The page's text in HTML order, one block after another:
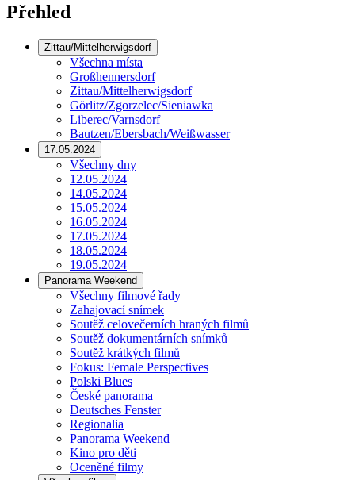
Přehled
Zittau/Mittelherwigsdorf
Všechna místa
Großhennersdorf
Zittau/Mittelherwigsdorf
Görlitz/Zgorzelec/Sieniawka
Liberec/Varnsdorf
Bautzen/Ebersbach/Weißwasser
17.05.2024
Všechny dny
12.05.2024
14.05.2024
15.05.2024
16.05.2024
17.05.2024
18.05.2024
19.05.2024
Panorama Weekend
Všechny filmové řady
Zahajovací snímek
Soutěž celovečerních hraných filmů
Soutěž dokumentárních snímků
Soutěž krátkých filmů
Fokus: Female Perspectives
Polski Blues
České panorama
Deutsches Fenster
Regionalia
Panorama Weekend
Kino pro děti
Oceněné filmy